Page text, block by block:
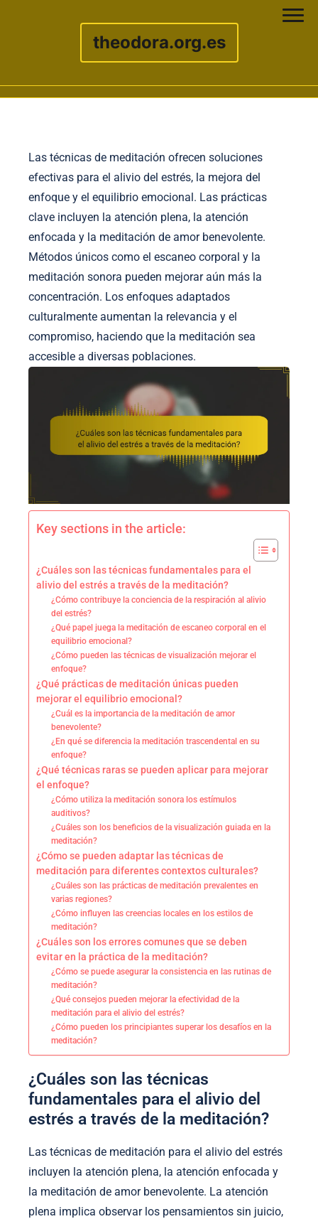
theodora.org.es
Las técnicas de meditación ofrecen soluciones
efectivas para el alivio del estrés, la mejora del
enfoque y el equilibrio emocional. Las prácticas
clave incluyen la atención plena, la atención
enfocada y la meditación de amor benevolente.
Métodos únicos como el escaneo corporal y la
meditación sonora pueden mejorar aún más la
concentración. Los enfoques adaptados
culturalmente aumentan la relevancia y el
compromiso, haciendo que la meditación sea
accesible a diversas poblaciones.
Key sections in the article:
¿Cuáles son las técnicas fundamentales para el
alivio del estrés a través de la meditación?
¿Cómo contribuye la conciencia de la respiración al alivio
del estrés?
¿Qué papel juega la meditación de escaneo corporal en el
equilibrio emocional?
¿Cómo pueden las técnicas de visualización mejorar el
enfoque?
¿Qué prácticas de meditación únicas pueden
mejorar el equilibrio emocional?
¿Cuál es la importancia de la meditación de amor
benevolente?
¿En qué se diferencia la meditación trascendental en su
enfoque?
¿Qué técnicas raras se pueden aplicar para mejorar
el enfoque?
¿Cómo utiliza la meditación sonora los estímulos
auditivos?
¿Cuáles son los beneficios de la visualización guiada en la
meditación?
¿Cómo se pueden adaptar las técnicas de
meditación para diferentes contextos culturales?
¿Cuáles son las prácticas de meditación prevalentes en
varias regiones?
¿Cómo influyen las creencias locales en los estilos de
meditación?
¿Cuáles son los errores comunes que se deben
evitar en la práctica de la meditación?
¿Cómo se puede asegurar la consistencia en las rutinas de
meditación?
¿Qué consejos pueden mejorar la efectividad de la
meditación para el alivio del estrés?
¿Cómo pueden los principiantes superar los desafíos en la
meditación?
¿Cuáles son las técnicas
fundamentales para el alivio del
estrés a través de la meditación?
Las técnicas de meditación para el alivio del estrés
incluyen la atención plena, la atención enfocada y
la meditación de amor benevolente. La atención
plena implica observar los pensamientos sin juicio,